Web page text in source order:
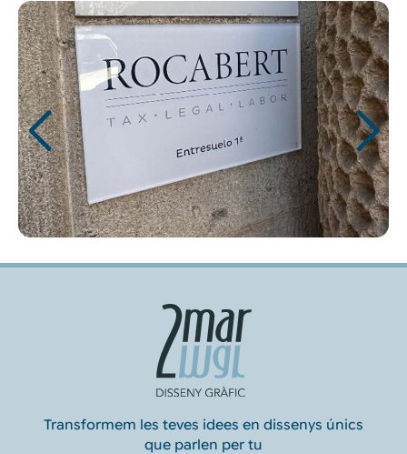
Transformem les teves idees en dissenys únics
que parlen per tu